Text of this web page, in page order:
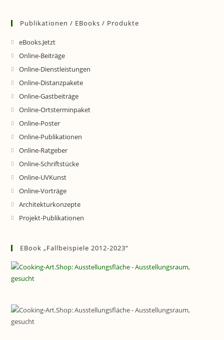
Publikationen / EBooks / Produkte
eBooks.Jetzt
Online-Beiträge
Online-Dienstleistungen
Online-Distanzpakete
Online-Gastbeiträge
Online-Ortsterminpaket
Online-Poster
Online-Publikationen
Online-Ratgeber
Online-Schriftstücke
Online-UVKunst
Online-Vorträge
Architekturkonzepte
Projekt-Publikationen
EBook „Fallbeispiele 2012-2023“